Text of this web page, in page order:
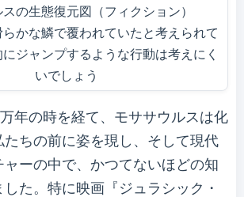
の生態復元図（フィクション）
かな鱗で覆われていたと考えられて
ジャンプするような行動は考えにく
いでしょう
年の時を経て、モササウルスは化
ちの前に姿を現し、そして現代
ーの中で、かつてないほどの知
た。特に映画『ジュラシック・